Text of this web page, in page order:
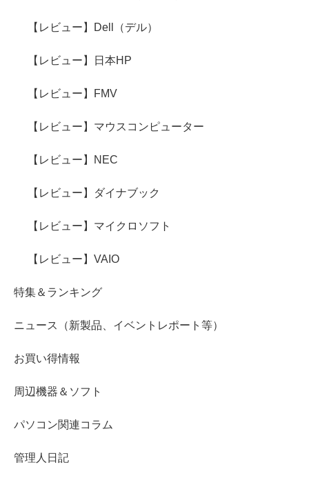
【レビュー】Dell（デル）
【レビュー】日本HP
【レビュー】FMV
【レビュー】マウスコンピューター
【レビュー】NEC
【レビュー】ダイナブック
【レビュー】マイクロソフト
【レビュー】VAIO
特集＆ランキング
ニュース（新製品、イベントレポート等）
お買い得情報
周辺機器＆ソフト
パソコン関連コラム
管理人日記